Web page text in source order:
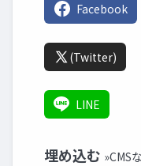
Facebook
(Twitter)
LINE
埋め込む »CMS